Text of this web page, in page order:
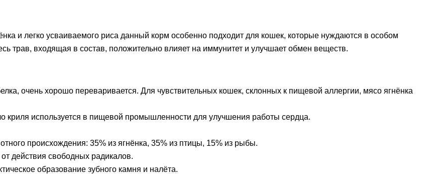
и легко усваиваемого риса данный корм особенно подходит для кошек, которые нуждаются в особом
трав, входящая в состав, положительно влияет на иммунитет и улучшает обмен веществ.
очень хорошо переваривается. Для чувствительных кошек, склонных к пищевой аллергии, мясо ягнёнка
криля используется в пищевой промышленности для улучшения работы сердца.
происхождения: 35% из ягнёнка, 35% из птицы, 15% из рыбы.
действия свободных радикалов.
образование зубного камня и налёта.